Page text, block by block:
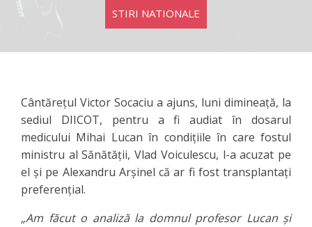
STIRI NATIONALE
Cântăreţul Victor Socaciu a ajuns, luni dimineaţă, la
sediul DIICOT, pentru a fi audiat în dosarul
medicului Mihai Lucan în condiţiile în care fostul
ministru al Sănătăţii, Vlad Voiculescu, l-a acuzat pe
el şi pe Alexandru Arşinel că ar fi fost transplantaţi
preferenţial.
„Am făcut o analiză la domnul profesor Lucan şi